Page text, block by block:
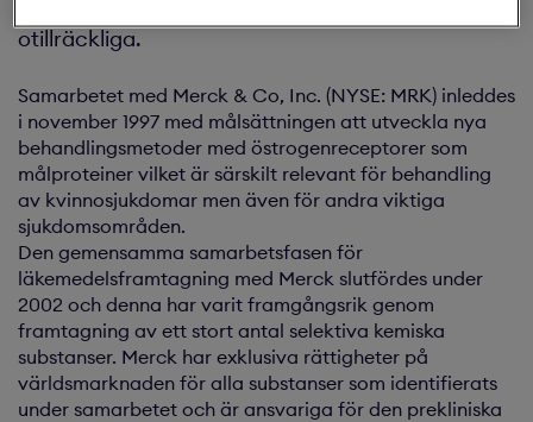
otillräckliga.
Samarbetet med Merck & Co, Inc. (NYSE: MRK) inleddes
i november 1997 med målsättningen att utveckla nya
behandlingsmetoder med östrogenreceptorer som
målproteiner vilket är särskilt relevant för behandling
av kvinnosjukdomar men även för andra viktiga
sjukdomsområden.
Den gemensamma samarbetsfasen för
läkemedelsframtagning med Merck slutfördes under
2002 och denna har varit framgångsrik genom
framtagning av ett stort antal selektiva kemiska
substanser. Merck har exklusiva rättigheter på
världsmarknaden för alla substanser som identifierats
under samarbetet och är ansvariga för den prekliniska